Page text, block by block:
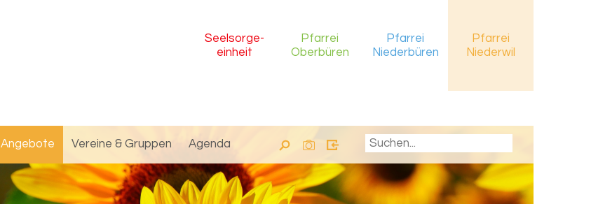
Seelsorge-
einheit
Pfarrei
Oberbüren
Pfarrei
Niederbüren
Pfarrei
Niederwil
Angebote Vereine & Gruppen Agenda